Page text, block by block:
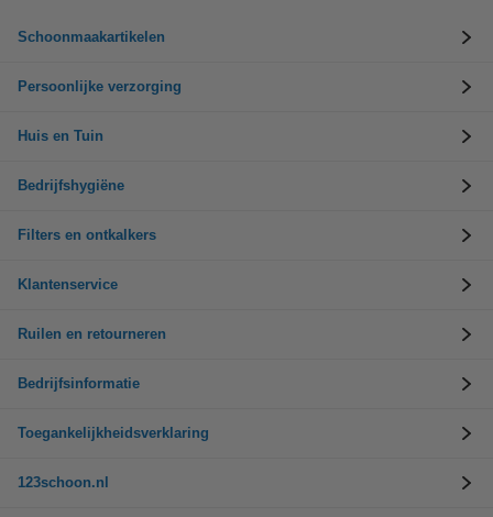
Schoonmaakartikelen
Persoonlijke verzorging
Huis en Tuin
Bedrijfshygiëne
Filters en ontkalkers
Klantenservice
Ruilen en retourneren
Bedrijfsinformatie
Toegankelijkheidsverklaring
123schoon.nl